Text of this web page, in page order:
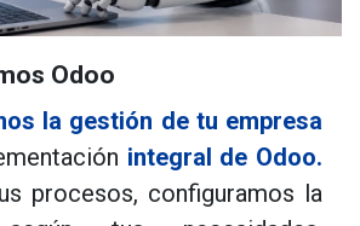
Odoo
la gestión de tu empresa
integral de Odoo.
procesos, configuramos la